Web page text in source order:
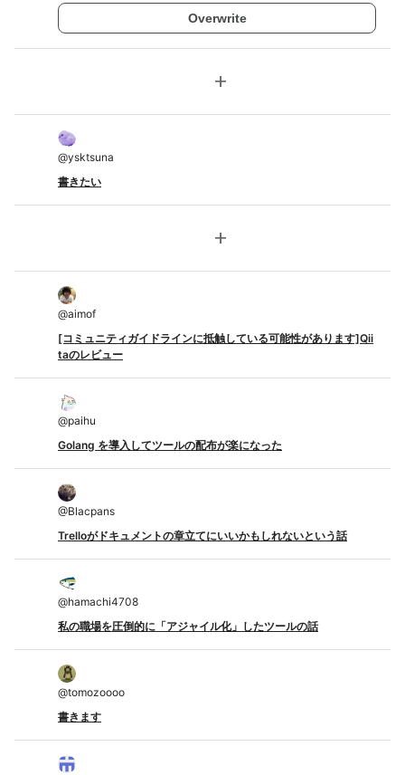
Overwrite
add
@ysktsuna
書きたい
add
@aimof
[コミュニティガイドラインに抵触している可能性があります]Qii
taのレビュー
@paihu
Golang を導入してツールの配布が楽になった
@Blacpans
Trelloがドキュメントの章立てにいいかもしれないという話
@hamachi4708
私の職場を圧倒的に「アジャイル化」したツールの話
@tomozoooo
書きます